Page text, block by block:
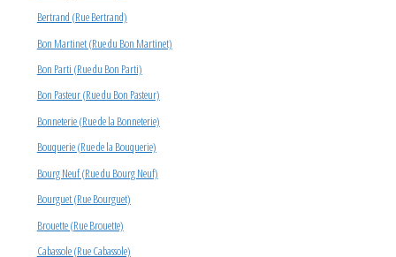
Bertrand (Rue Bertrand)
Bon Martinet (Rue du Bon Martinet)
Bon Parti (Rue du Bon Parti)
Bon Pasteur (Rue du Bon Pasteur)
Bonneterie (Rue de la Bonneterie)
Bouquerie (Rue de la Bouquerie)
Bourg Neuf (Rue du Bourg Neuf)
Bourguet (Rue Bourguet)
Brouette (Rue Brouette)
Cabassole (Rue Cabassole)